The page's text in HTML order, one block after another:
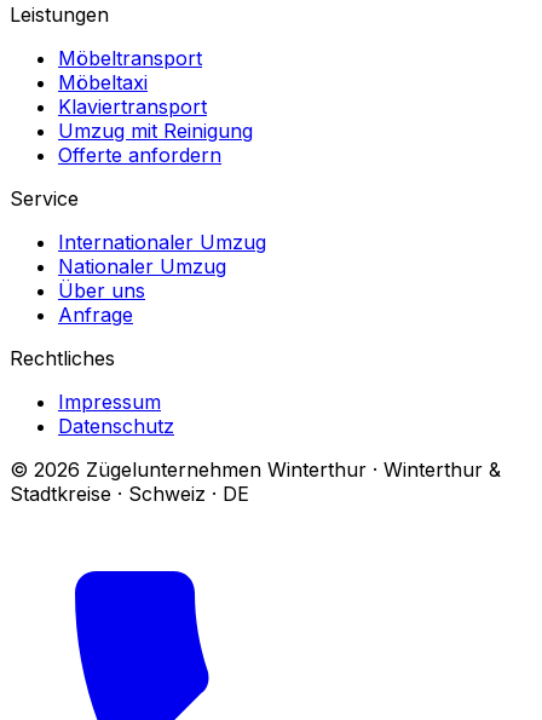
Leistungen
Möbeltransport
Möbeltaxi
Klaviertransport
Umzug mit Reinigung
Offerte anfordern
Service
Internationaler Umzug
Nationaler Umzug
Über uns
Anfrage
Rechtliches
Impressum
Datenschutz
© 2026 Zügelunternehmen Winterthur · Winterthur &
Stadtkreise · Schweiz · DE